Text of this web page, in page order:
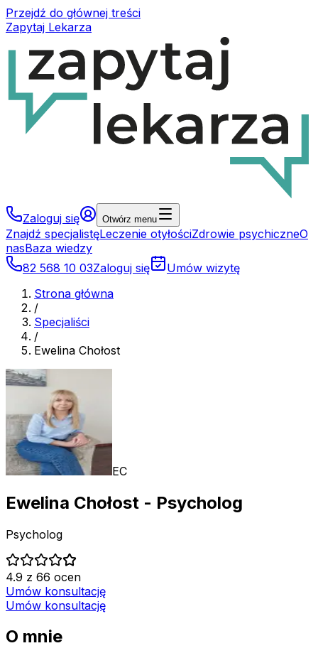
Przejdź do głównej treści
Zapytaj Lekarza
Zaloguj się Otwórz menu
Znajdź specjalistęLeczenie otyłościZdrowie psychiczneO
nasBaza wiedzy
82 568 10 03Zaloguj się
Umów wizytę
Strona główna
/
Specjaliści
/
Ewelina Chołost
EC
Ewelina Chołost - Psycholog
Psycholog
4.9 z 66 ocen
Umów konsultację
Umów konsultację
O mnie